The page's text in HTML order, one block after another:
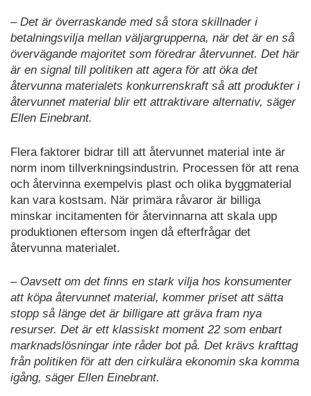
– Det är överraskande med så stora skillnader i
betalningsvilja mellan väljargrupperna, när det är en så
övervägande majoritet som föredrar återvunnet. Det här
är en signal till politiken att agera för att öka det
återvunna materialets konkurrenskraft så att produkter i
återvunnet material blir ett attraktivare alternativ, säger
Ellen Einebrant.
Flera faktorer bidrar till att återvunnet material inte är
norm inom tillverkningsindustrin. Processen för att rena
och återvinna exempelvis plast och olika byggmaterial
kan vara kostsam. När primära råvaror är billiga
minskar incitamenten för återvinnarna att skala upp
produktionen eftersom ingen då efterfrågar det
återvunna materialet.
– Oavsett om det finns en stark vilja hos konsumenter
att köpa återvunnet material, kommer priset att sätta
stopp så länge det är billigare att gräva fram nya
resurser. Det är ett klassiskt moment 22 som enbart
marknadslösningar inte råder bot på. Det krävs krafttag
från politiken för att den cirkulära ekonomin ska komma
igång, säger Ellen Einebrant.